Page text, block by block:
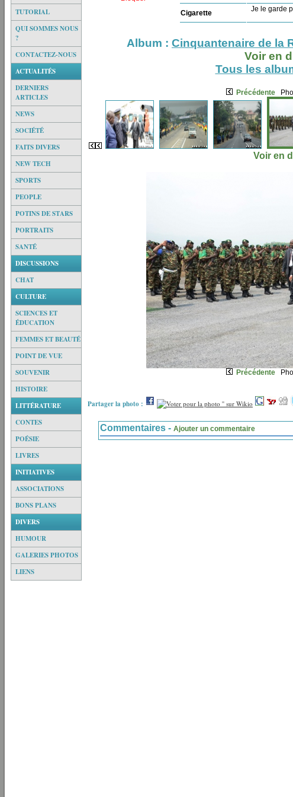
TUTORIAL
QUI SOMMES NOUS
?
CONTACTEZ-NOUS
ACTUALITÉS
DERNIERS
ARTICLES
NEWS
SOCIÉTÉ
FAITS DIVERS
NEW TECH
SPORTS
PEOPLE
POTINS DE STARS
PORTRAITS
SANTÉ
DISCUSSIONS
CHAT
CULTURE
SCIENCES ET
ÉDUCATION
FEMMES ET BEAUTÉ
POINT DE VUE
SOUVENIR
HISTOIRE
LITTÉRATURE
CONTES
POÉSIE
LIVRES
INITIATIVES
ASSOCIATIONS
BONS PLANS
DIVERS
HUMOUR
GALERIES PHOTOS
LIENS
Cigarette Je le garde
Album : Cinquantenaire de la
Voir en
Tous les
Précédente
Voir en
Précédente
Partager la photo :
Commentaires - Ajouter un commentaire